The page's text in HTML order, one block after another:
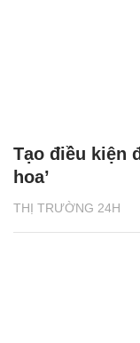
THỊ TRƯỜNG 24H
Tạo điều kiện
hoa’